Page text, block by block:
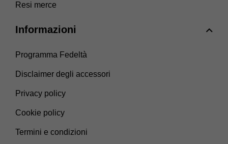
Resi merce
Informazioni
Programma Fedeltà
Disclaimer degli accessori
Privacy policy
Cookie policy
Termini e condizioni